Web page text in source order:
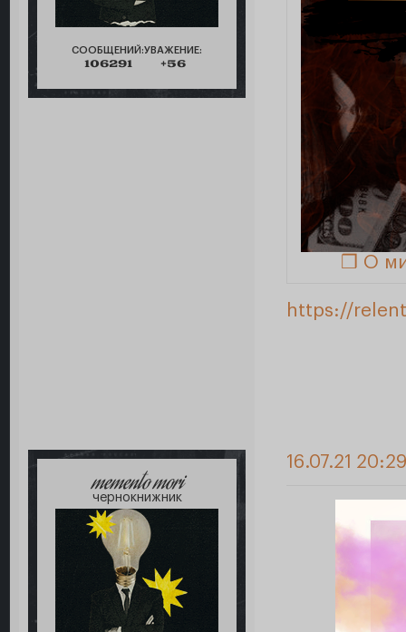
СООБЩЕНИЙ:
106291
УВАЖЕНИЕ:
+56
❒ О
https://
memento mori
чернокнижник
16.07.21